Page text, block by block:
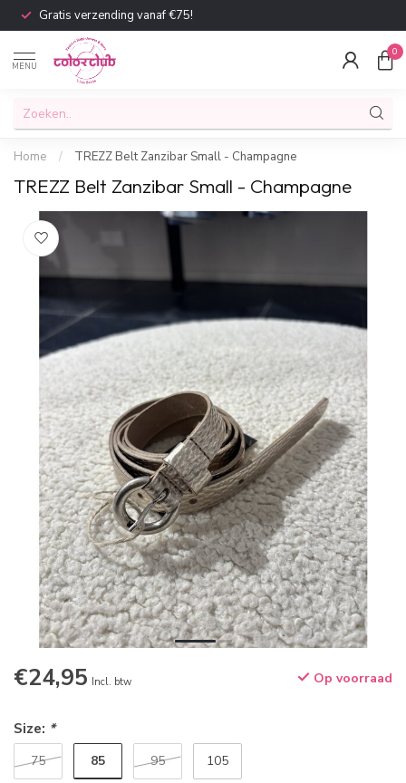
Gratis verzending vanaf €75!
MENU
0
Home / TREZZ Belt Zanzibar Small - Champagne
TREZZ Belt Zanzibar Small - Champagne
€24,95 Incl. btw Op voorraad
Size: *
75 85 95 105